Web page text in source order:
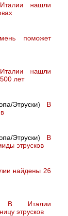
нашли
поможет
нашли
лет
Этруски) В
Этруски) В
этрусков
найдены 26
В Италии
этрусков